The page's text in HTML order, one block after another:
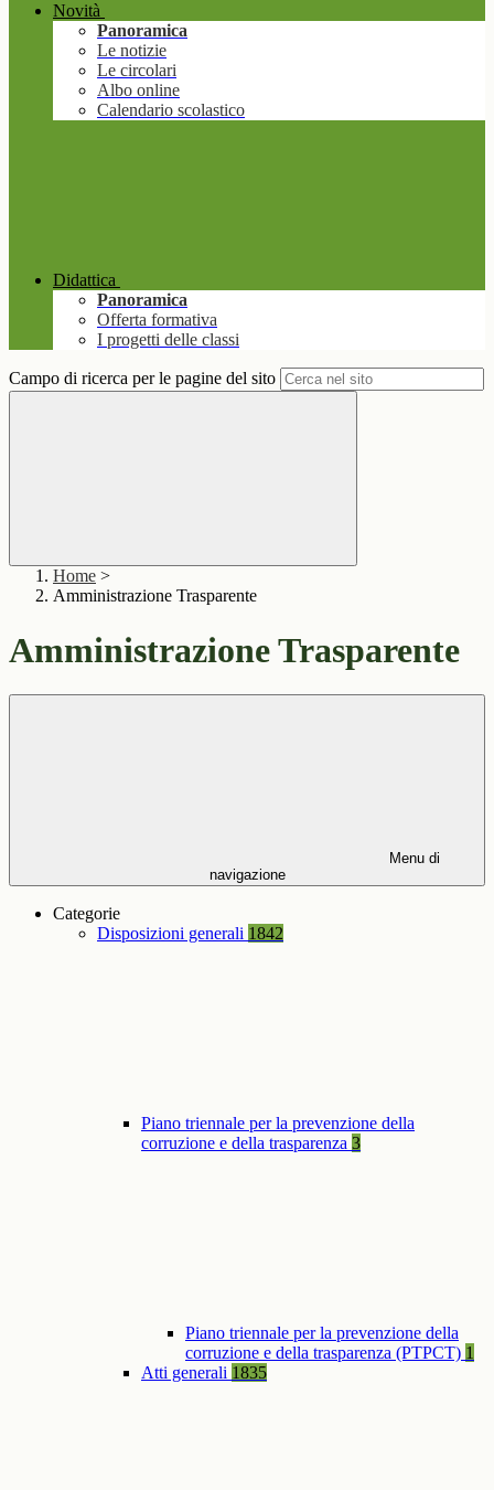
Novità
Panoramica
Le notizie
Le circolari
Albo online
Calendario scolastico
Didattica
Panoramica
Offerta formativa
I progetti delle classi
Campo di ricerca per le pagine del sito
Home >
Amministrazione Trasparente
Amministrazione Trasparente
Menu di
navigazione
Categorie
Disposizioni generali 1842
Piano triennale per la prevenzione della
corruzione e della trasparenza 3
Piano triennale per la prevenzione della
corruzione e della trasparenza (PTPCT) 1
Atti generali 1835